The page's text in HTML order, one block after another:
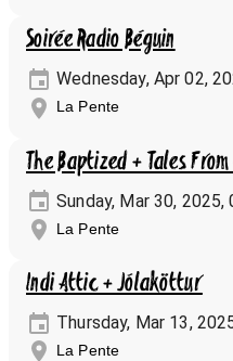
Soirée Radio Béguin
Wednesday, Apr 02,
La Pente
The Baptized + Tales
Sunday, Mar 30, 2025,
La Pente
Indi Attic + Jólaköttur
Thursday, Mar 13,
La Pente